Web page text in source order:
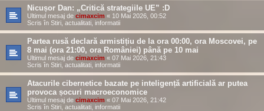
Nicușor Dan: „Critică strategiile UE” :D
Ultimul mesaj de cimaxcim « 10 Mai 2026, 00:52
Scris în Stiri, actualitati, informatii
Partea rusă declară armistițiu de la ora 00:00, ora Moscovei, pe
8 mai (ora 21:00, ora României) până pe 10 mai
Ultimul mesaj de cimaxcim « 07 Mai 2026, 21:43
Scris în Stiri, actualitati, informatii
Atacurile cibernetice bazate pe inteligență artificială ar putea
provoca șocuri macroeconomice
Ultimul mesaj de cimaxcim « 07 Mai 2026, 21:42
Scris în Stiri, actualitati, informatii